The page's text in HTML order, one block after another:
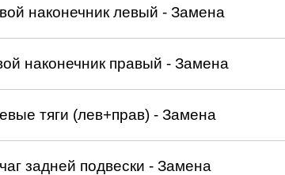
наконечник левый - Замена
наконечник правый - Замена
тяги (лев+прав) - Замена
задней подвески - Замена